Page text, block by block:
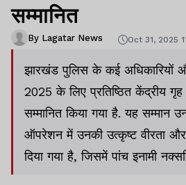
सम्मानित
By Lagatar News Oct 31, 2025
झारखंड पुलिस के कई अधिकारियों
2025 के लिए प्रतिष्ठित केंद्रीय
सम्मानित किया गया है. यह सम्मान
ऑपरेशन में उनकी उत्कृष्ट वीरता
दिया गया है, जिसमें पांच इनामी